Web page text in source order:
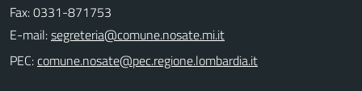
Fax: 0331-871753
E-mail:
PEC: